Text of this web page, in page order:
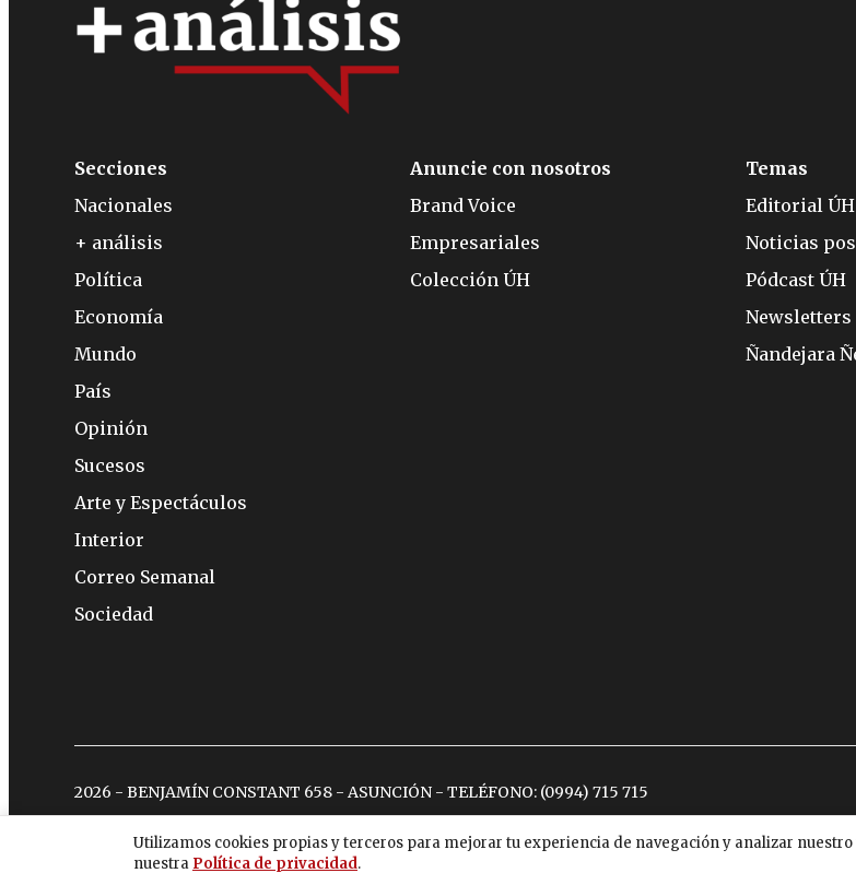
Utilizamos cookies propias y terceros para mejorar tu experiencia de navegación y analizar
nuestra Política de privacidad.
Secciones
Nacionales
+ análisis
Política
Economía
Mundo
País
Opinión
Sucesos
Arte y Espectáculos
Interior
Correo Semanal
Sociedad
Anuncie con nosotros
Brand Voice
Empresariales
Colección ÚH
Temas
Editorial ÚH
Noticias
Pódcast ÚH
Newsletters
Ñandejara
2026 - BENJAMÍN CONSTANT 658 - ASUNCIÓN - TELÉFONO: (0994) 715 715